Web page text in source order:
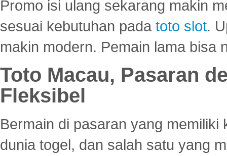
Promo isi ulang sekarang makin
sesuai kebutuhan pada toto slot.
makin modern. Pemain lama bisa
Toto Macau, Pasaran
Fleksibel
Bermain di pasaran yang
dunia togel, dan salah satu yang